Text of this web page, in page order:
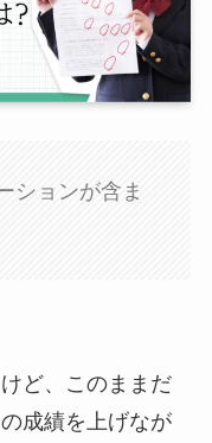
ションが含ま
ど、このままだ
成績を上げなが